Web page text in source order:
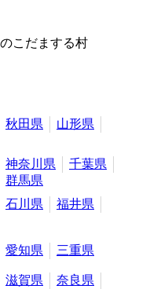
こだまする村
秋田県
山形県
神奈川県
千葉県
群馬県
石川県
福井県
愛知県 三重県
滋賀県 奈良県